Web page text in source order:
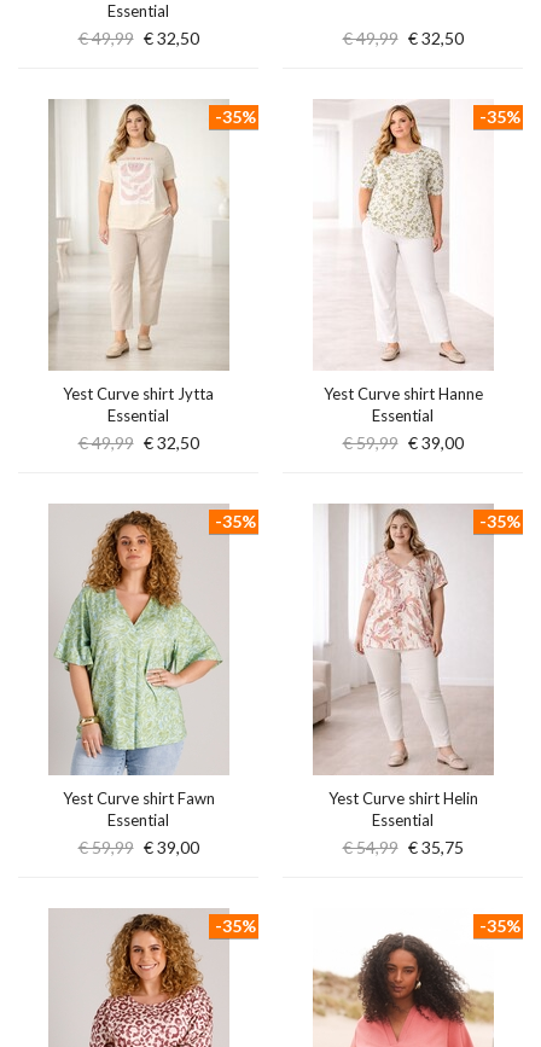
Essential
€ 49,99 € 32,50 € 49,99 € 32,50
Yest Curve shirt Jytta
Essential
€ 49,99 € 32,50
-35%
Yest Curve shirt Hanne
Essential
€ 59,99 € 39,00
-35%
Yest Curve shirt Fawn
Essential
€ 59,99 € 39,00
-35%
Yest Curve shirt Helin
Essential
€ 54,99 € 35,75
-35%
-35% -35%